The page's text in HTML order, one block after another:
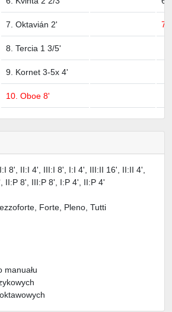
7. Oktavián 2' 7.
8. Tercia 1 3/5'
9. Kornet 3-5x 4'
10. Oboe 8'
8', II:I 4', III:I 8', I:I 4', III:II 16', II:II 4',
II:P 8', III:P 8', I:P 4', II:P 4'
Forte, Pleno, Tutti
manuału